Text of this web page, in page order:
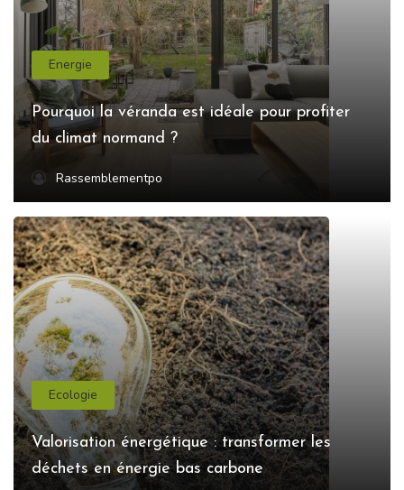
Energie
Pourquoi la véranda est idéale pour profiter
du climat normand ?
Rassemblementpo
Ecologie
Valorisation énergétique : transformer les
déchets en énergie bas carbone